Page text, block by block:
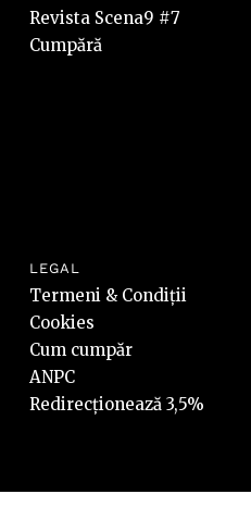
Revista Scena9 #7
Cumpără
LEGAL
Termeni & Condiții
Cookies
Cum cumpăr
ANPC
Redirecționează 3,5%